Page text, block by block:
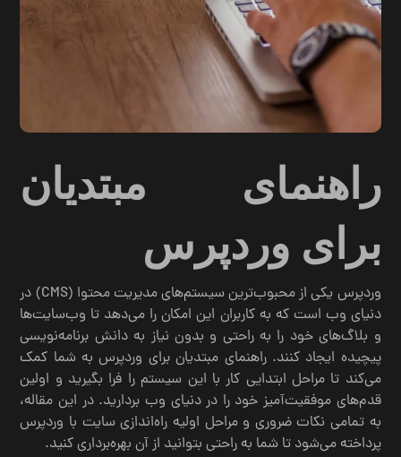
راهنمای مبتدیان
برای وردپرس
وردپرس یکی از محبوب‌ترین سیستم‌های مدیریت محتوا (CMS) در
دنیای وب است که به کاربران این امکان را می‌دهد تا وب‌سایت‌ها
و بلاگ‌های خود را به راحتی و بدون نیاز به دانش برنامه‌نویسی
پیچیده ایجاد کنند. راهنمای مبتدیان برای وردپرس به شما کمک
می‌کند تا مراحل ابتدایی کار با این سیستم را فرا بگیرید و اولین
قدم‌های موفقیت‌آمیز خود را در دنیای وب بردارید. در این مقاله،
به تمامی نکات ضروری و مراحل اولیه راه‌اندازی سایت با وردپرس
پرداخته می‌شود تا شما به راحتی بتوانید از آن بهره‌برداری کنید.